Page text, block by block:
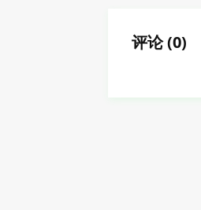
评论(0)